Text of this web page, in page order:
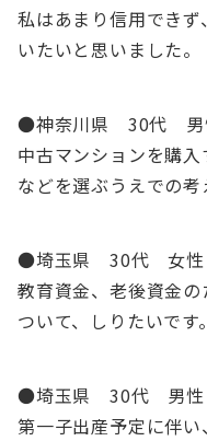
私はあまり信用でき
いたいと思いました。
●神奈川県 30代 男
中古マンションを購
などを選ぶうえでの考
●埼玉県 30代 女性
教育資金、老後資金
ついて、しりたいです。
●埼玉県 30代 男性
第一子出産予定に伴